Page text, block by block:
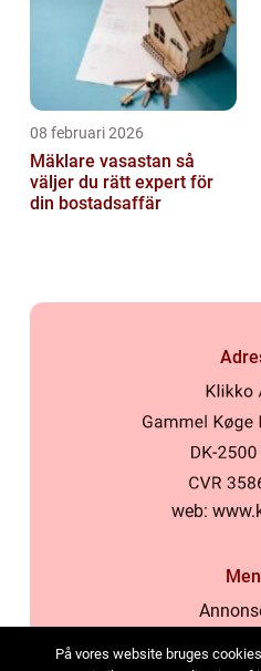
08 februari 2026
Mäklare vasastan så
väljer du rätt expert för
din bostadsaffär
web:
På vores website bruges